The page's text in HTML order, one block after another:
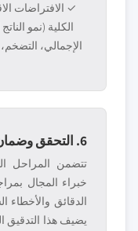
✓ الافتراضات
الكلية (نمو
الإجمالي،
6. التحقق وضمان الجودة
تتضمن المراحل
خبراء المجال
الدقائق والأخطاء
يضيف هذا التدقيق